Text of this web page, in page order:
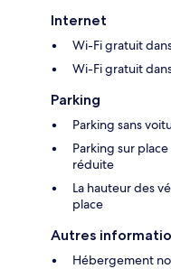
Internet
Wi-Fi gratuit
Wi-Fi gratuit
Parking
Parking sans
Parking sur
réduite
La hauteur des
place
Autres
Hébergement